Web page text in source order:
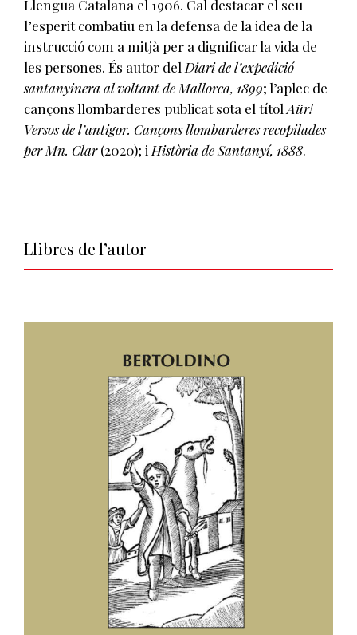
Llengua Catalana el 1906. Cal destacar el seu
l’esperit combatiu en la defensa de la idea de la
instrucció com a mitjà per a dignificar la vida de
les persones. És autor del Diari de l’expedició
santanyinera al voltant de Mallorca, 1899; l’aplec de
cançons llombarderes publicat sota el títol Aür!
Versos de l’antigor. Cançons llombarderes recopilades
per Mn. Clar(2020); i Història de Santanyí, 1888.
Llibres de l’autor